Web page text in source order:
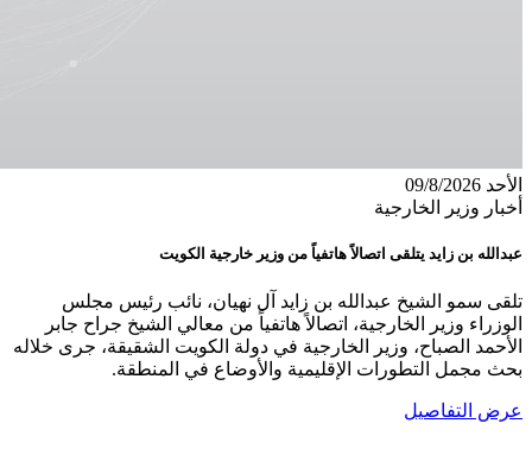
الأحد 09/8/2026
أخبار وزير الخارجية
عبدالله بن زايد يتلقى اتصالاً هاتفياً من وزير خارجية الكويت
تلقى سمو الشيخ عبدالله بن زايد آل نهيان، نائب رئيس مجلس
الوزراء وزير الخارجية، اتصالاً هاتفياً من معالي الشيخ جراح جابر
الأحمد الصباح، وزير الخارجية في دولة الكويت الشقيقة، جرى خلاله
بحث مجمل التطورات الإقليمية والأوضاع في المنطقة.
عرض التفاصيل